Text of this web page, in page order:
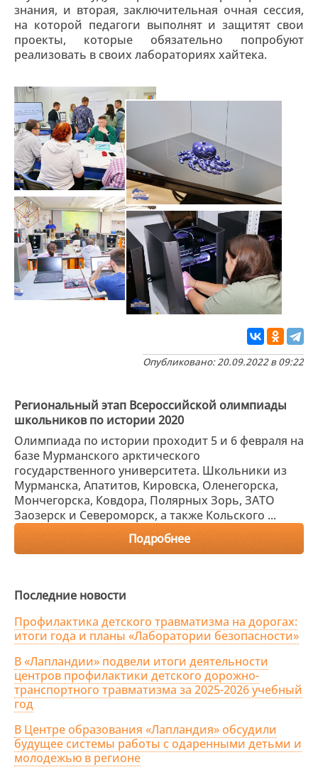
знания, и вторая, заключительная очная сессия,
на которой педагоги выполнят и защитят свои
проекты, которые обязательно попробуют
реализовать в своих лабораториях хайтека.
Опубликовано: 20.09.2022 в 09:22
Региональный этап Всероссийской олимпиады
школьников по истории 2020
Олимпиада по истории проходит 5 и 6 февраля на
базе Мурманского арктического
государственного университета. Школьники из
Мурманска, Апатитов, Кировска, Оленегорска,
Мончегорска, Ковдора, Полярных Зорь, ЗАТО
Заозерск и Североморск, а также Кольского ...
Подробнее
Последние новости
Профилактика детского травматизма на дорогах:
итоги года и планы «Лаборатории безопасности»
В «Лапландии» подвели итоги деятельности
центров профилактики детского дорожно-
транспортного травматизма за 2025-2026 учебный
год
В Центре образования «Лапландия» обсудили
будущее системы работы с одаренными детьми и
молодежью в регионе